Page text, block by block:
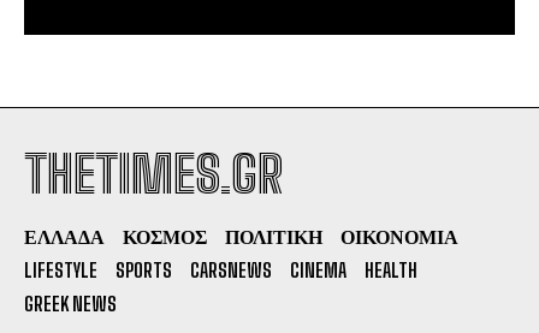
THETIMES.GR
ΕΛΛΑΔΑ ΚΟΣΜΟΣ ΠΟΛΙΤΙΚΗ
ΟΙΚΟΝΟΜΙΑ
LIFESTYLE
SPORTS CARSNEWS CINEMA
HEALTH
GREEK NEWS